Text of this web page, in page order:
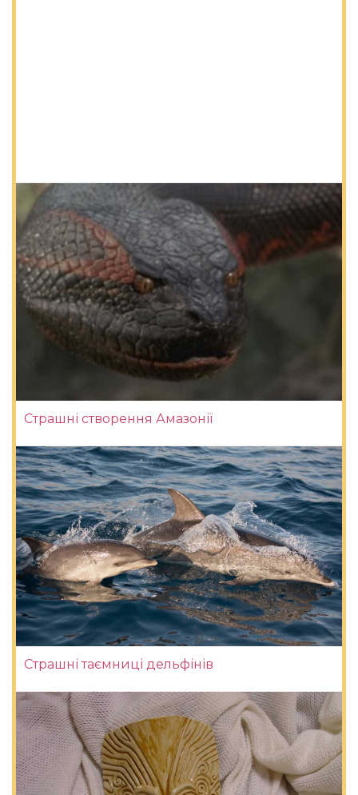
Страшні створення Амазонії
Страшні таємниці дельфінів